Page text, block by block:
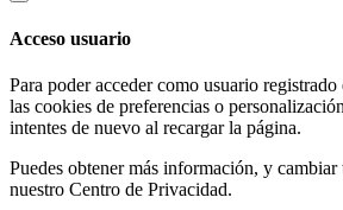
Acceso usuario
Para poder acceder como usuario registrado
las cookies de preferencias o
intentes de nuevo al recargar la página.
Puedes obtener más información, y cambiar
nuestro Centro de Privacidad.